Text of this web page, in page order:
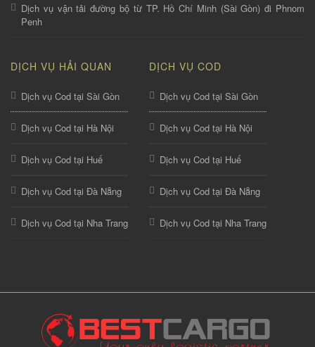
Dịch vụ vận tải đường bộ từ TP. Hồ Chí Minh (Sài Gòn) đi Phnom
Penh
DỊCH VỤ HẢI QUAN
Dịch vụ Cod tại Sài Gòn
Dịch vụ Cod tại Hà Nội
Dịch vụ Cod tại Huế
Dịch vụ Cod tại Đà Nẵng
Dịch vụ Cod tại Nha Trang
DỊCH VỤ COD
Dịch vụ Cod tại Sài Gòn
Dịch vụ Cod tại Hà Nội
Dịch vụ Cod tại Huế
Dịch vụ Cod tại Đà Nẵng
Dịch vụ Cod tại Nha Trang